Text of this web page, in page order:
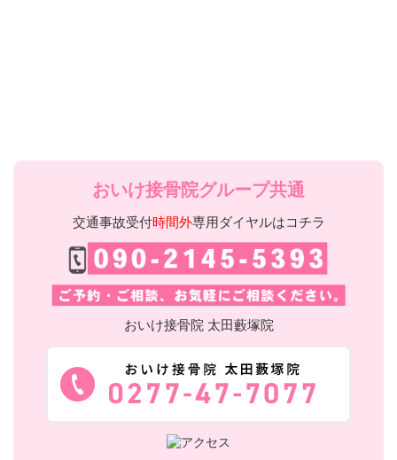
おいけ接骨院グループ共通
交通事故受付時間外専用ダイヤルはコチラ
おいけ接骨院 太田藪塚院